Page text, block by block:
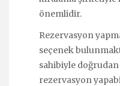
önemlidir.
Rezervasyon
seçenek
sahibiyle
rezervasyon